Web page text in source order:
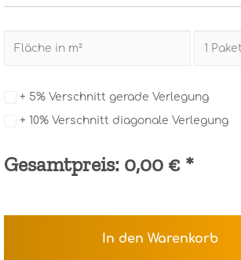
+ 5% Verschnitt gerade Verlegung
+ 10% Verschnitt diagonale Verlegung
Gesamtpreis: 0,00 € *
In den Warenkorb